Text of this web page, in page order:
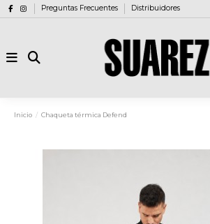
Preguntas Frecuentes Distribuidores
Inicio Chaqueta térmica Defend